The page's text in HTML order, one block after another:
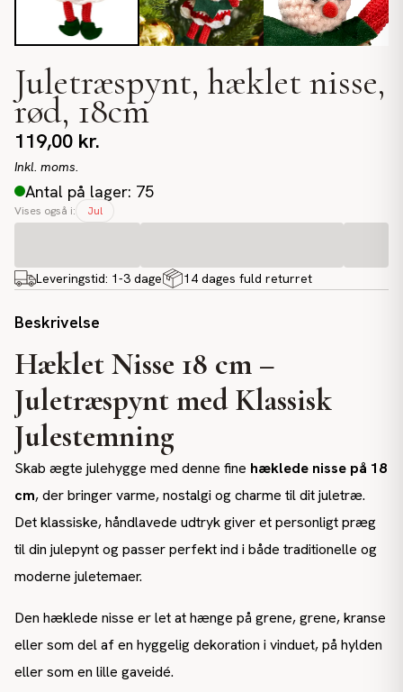
Juletræspynt, hæklet nisse,
rød, 18cm
119,00 kr.
Inkl. moms.
Antal på lager: 75
Vises også i: Jul
Leveringstid: 1-3 dage 14 dages fuld returret
Beskrivelse
Hæklet Nisse 18 cm –
Juletræspynt med Klassisk
Julestemning
Skab ægte julehygge med denne fine hæklede nisse på 18
cm, der bringer varme, nostalgi og charme til dit juletræ.
Det klassiske, håndlavede udtryk giver et personligt præg
til din julepynt og passer perfekt ind i både traditionelle og
moderne juletemaer.
Den hæklede nisse er let at hænge på grene, grene, kranse
eller som del af en hyggelig dekoration i vinduet, på hylden
eller som en lille gaveidé.